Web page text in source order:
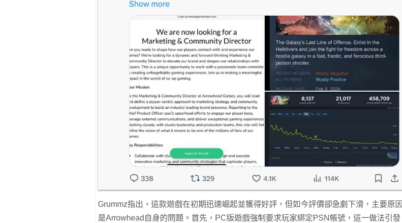
Grummz指出，這款遊戲在初期迅速崛起並獲得好評，但如今評價卻急劇下滑，主要原因
是Arrowhead自身的問題。首先，PC版遊戲強制要求玩家綁定PSN帳號，這一做法引發